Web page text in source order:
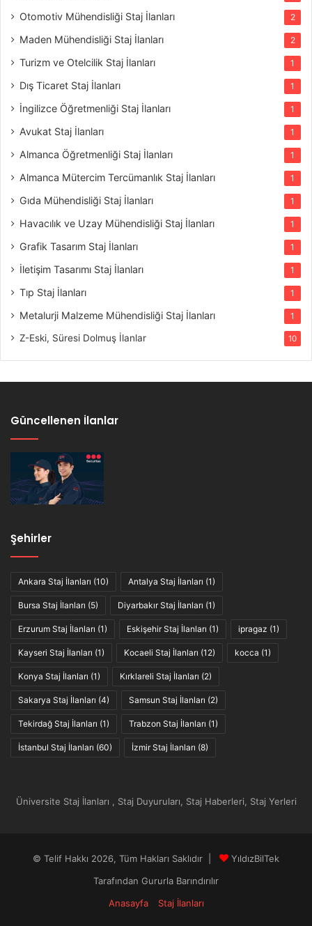
Otomotiv Mühendisliği Staj İlanları 2
Maden Mühendisliği Staj İlanları 2
Turizm ve Otelcilik Staj İlanları 1
Dış Ticaret Staj İlanları 1
İngilizce Öğretmenliği Staj İlanları 1
Avukat Staj İlanları 1
Almanca Öğretmenliği Staj İlanları 1
Almanca Mütercim Tercümanlık Staj İlanları 1
Gıda Mühendisliği Staj İlanları 1
Havacılık ve Uzay Mühendisliği Staj İlanları 1
Grafik Tasarım Staj İlanları 1
İletişim Tasarımı Staj İlanları 1
Tıp Staj İlanları 1
Metalurji Malzeme Mühendisliği Staj İlanları 1
Z-Eski, Süresi Dolmuş İlanlar 10
Güncellenen İlanlar
Şehirler
Ankara Staj İlanları (10) Antalya Staj İlanları (1)
Bursa Staj İlanları (5) Diyarbakır Staj İlanları (1)
Erzurum Staj İlanları (1) Eskişehir Staj İlanları (1) ipragaz (1)
Kayseri Staj İlanları (1) Kocaeli Staj İlanları (12) kocca (1)
Konya Staj İlanları (1) Kırklareli Staj İlanları (2)
Sakarya Staj İlanları (4) Samsun Staj İlanları (2)
Tekirdağ Staj İlanları (1) Trabzon Staj İlanları (1)
İstanbul Staj İlanları (60) İzmir Staj İlanları (8)
Üniversite Staj İlanları , Staj Duyuruları, Staj Haberleri, Staj Yerleri
© Telif Hakkı 2026, Tüm Hakları Saklıdır |
YıldızBilTek
Tarafından Gururla Barındırılır
Anasayfa
Staj İlanları